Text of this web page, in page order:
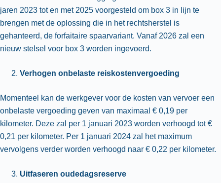
jaren 2023 tot en met 2025 voorgesteld om box 3 in lijn te
brengen met de oplossing die in het rechtsherstel is
gehanteerd, de forfaitaire spaarvariant. Vanaf 2026 zal een
nieuw stelsel voor box 3 worden ingevoerd.
Verhogen onbelaste reiskostenvergoeding
Momenteel kan de werkgever voor de kosten van vervoer een
onbelaste vergoeding geven van maximaal € 0,19 per
kilometer. Deze zal per 1 januari 2023 worden verhoogd tot €
0,21 per kilometer. Per 1 januari 2024 zal het maximum
vervolgens verder worden verhoogd naar € 0,22 per kilometer.
Uitfaseren oudedagsreserve